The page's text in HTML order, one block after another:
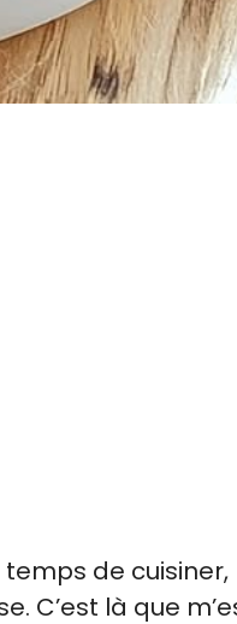
de cuisiner,
C’est là que